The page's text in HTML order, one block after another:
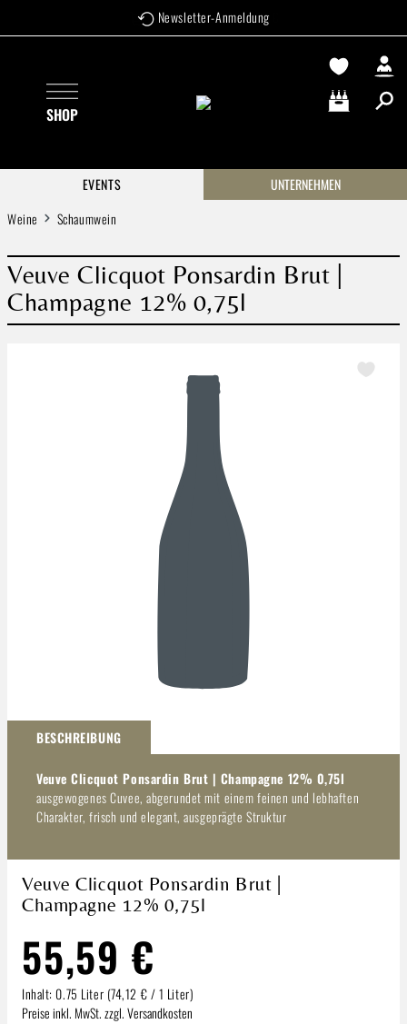
Zum Hauptinhalt springen Newsletter-Anmeldung
SHOP Warenkorb
EVENTS
UNTERNEHMEN
Weine
Schaumwein
Veuve Clicquot Ponsardin Brut |
Champagne 12% 0,75l
BESCHREIBUNG
Veuve Clicquot Ponsardin Brut | Champagne 12% 0,75l
ausgewogenes Cuvee, abgerundet mit einem feinen und lebhaften
Charakter, frisch und elegant, ausgeprägte Struktur
Veuve Clicquot Ponsardin Brut |
Champagne 12% 0,75l
55,59 €
Inhalt: 0.75 Liter (74,12 € / 1 Liter)
Preise inkl. MwSt. zzgl. Versandkosten